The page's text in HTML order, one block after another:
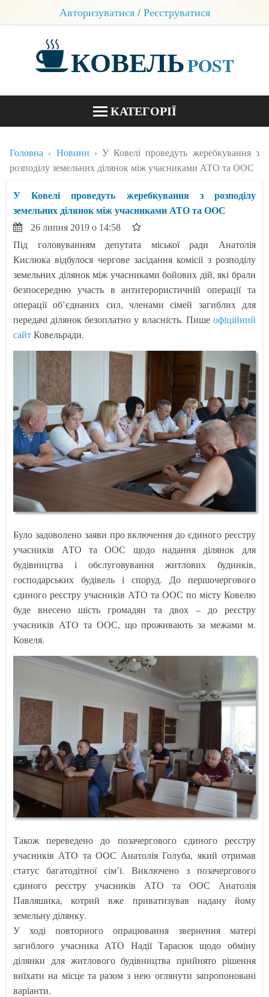
Авторизуватися / Реєструватися
КОВЕЛЬPOST
КАТЕГОРІЇ
БЛОГИ
КОНТАКТИ
Головна Новини
У Ковелі проведуть жеребкування з
розподілу земельних ділянок між учасниками АТО та ООС
У Ковелі проведуть жеребкування з розподілу
земельних ділянок між учасниками АТО та ООС
26 липня 2019 о 14:58
Під головуванням депутата міської ради Анатолія
Кислюка відбулося чергове засідання комісії з розподілу
земельних ділянок між учасниками бойових дій, які брали
безпосередню участь в антитерористичній операції та
операції об’єднаних сил, членами сімей загиблих для
передачі ділянок безоплатно у власність. Пише офіційний
сайтКовельради.
Було задоволено заяви про включення до єдиного реєстру
учасників АТО та ООС щодо надання ділянок для
будівництва і обслуговування житлових будинків,
господарських будівель і споруд. До першочергового
єдиного реєстру учасників АТО та ООС по місту Ковелю
буде внесено шість громадян та двох – до реєстру
учасників АТО та ООС, що проживають за межами м.
Ковеля.
Також переведено до позачергового єдиного реєстру
учасників АТО та ООС Анатолія Голуба, який отримав
статус багатодітної сім’ї. Виключено з позачергового
єдиного реєстру учасників АТО та ООС Анатолія
Павляшика, котрий вже приватизував надану йому
земельну ділянку.
У ході повторного опрацювання звернення матері
загиблого учасника АТО Надії Тарасюк щодо обміну
ділянки для житлового будівництва прийнято рішення
виїхати на місце та разом з нею оглянути запропоновані
варіанти.